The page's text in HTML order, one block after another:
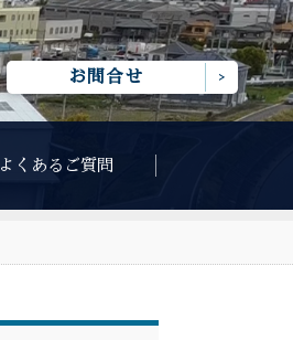
お問合せ
よくあるご質問